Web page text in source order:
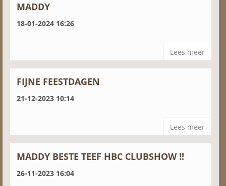
MADDY
18-01-2024 16:26
Lees meer
FIJNE FEESTDAGEN
21-12-2023 10:14
Lees meer
MADDY BESTE TEEF HBC CLUBSHOW !!
26-11-2023 16:04